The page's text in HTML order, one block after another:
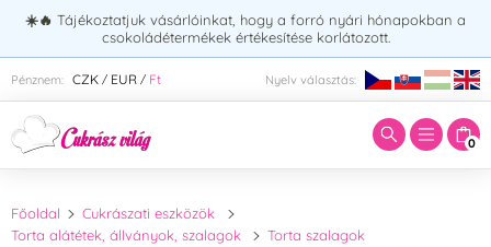
☀️🔥 Tájékoztatjuk vásárlóinkat, hogy a forró nyári hónapokban a
csokoládétermékek értékesítése korlátozott.
Pénznem: CZK / EUR / Ft Nyelv választás:
0
Adja meg a keresett kifejezést:
Főoldal
Cukrászati eszközök
Torta alátétek, állványok, szalagok
Torta szalagok